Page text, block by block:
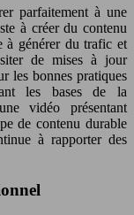
parfaitement à une
à créer du contenu
à générer du trafic et
de mises à jour
les bonnes pratiques
les bases de la
vidéo présentant
de contenu durable
à rapporter des